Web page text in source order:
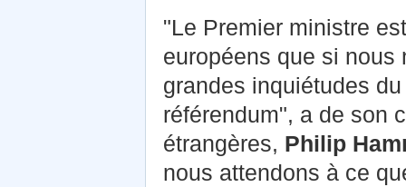
"Le Premier ministre
européens que si nous
grandes inquiétudes
référendum", a de son
étrangères, Philip
nous attendons à ce